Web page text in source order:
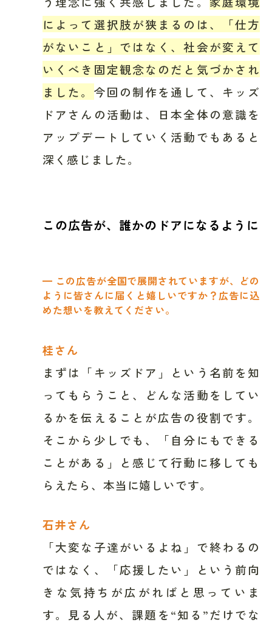
によって選択肢が狭まるのは、「仕方
がないこと」ではなく、社会が変えて
いくべき固定観念なのだと気づかされ
ました。 今回の制作を通して、キッズ
ドアさんの活動は、日本全体の意識を
アップデートしていく活動でもあると
深く感じました。
この広告が、誰かのドアになるように
━ この広告が全国で展開されていますが、どの
ように皆さんに届くと嬉しいですか？広告に込
めた想いを教えてください。 ‎
桂さん
まずは「キッズドア」という名前を知
ってもらうこと、どんな活動をしてい
るかを伝えることが広告の役割です。
そこから少しでも、「自分にもできる
ことがある」と感じて行動に移しても
らえたら、本当に嬉しいです。
石井さん
「大変な子達がいるよね」で終わるの
ではなく、「応援したい」という前向
きな気持ちが広がればと思っていま
す。見る人が、課題を“知る”だけでな